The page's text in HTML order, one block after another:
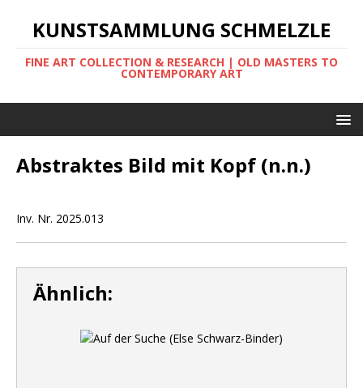
KUNSTSAMMLUNG SCHMELZLE
FINE ART COLLECTION & RESEARCH | OLD MASTERS TO
CONTEMPORARY ART
Abstraktes Bild mit Kopf (n.n.)
Inv. Nr. 2025.013
Ähnlich: